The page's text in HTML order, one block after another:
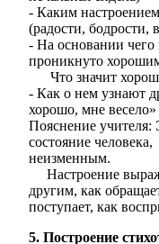
- Каким
(радости, бодрости,
- На основании чего
проникнуто
Что значит
- Как о нем узнают
хорошо, мне
Пояснение учителя:
состояние
неизменным.
Настроение
другим, как
поступает, как
5. Построение